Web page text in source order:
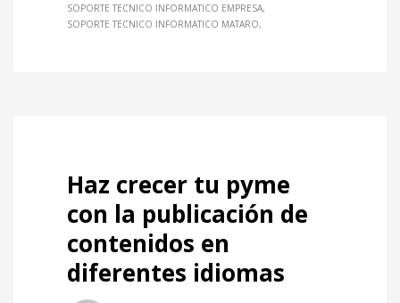
SOPORTE TECNICO INFORMATICO EMPRESA
SOPORTE TECNICO INFORMATICO MATARO
Haz crecer tu pyme
con la publicación de
contenidos en
diferentes idiomas